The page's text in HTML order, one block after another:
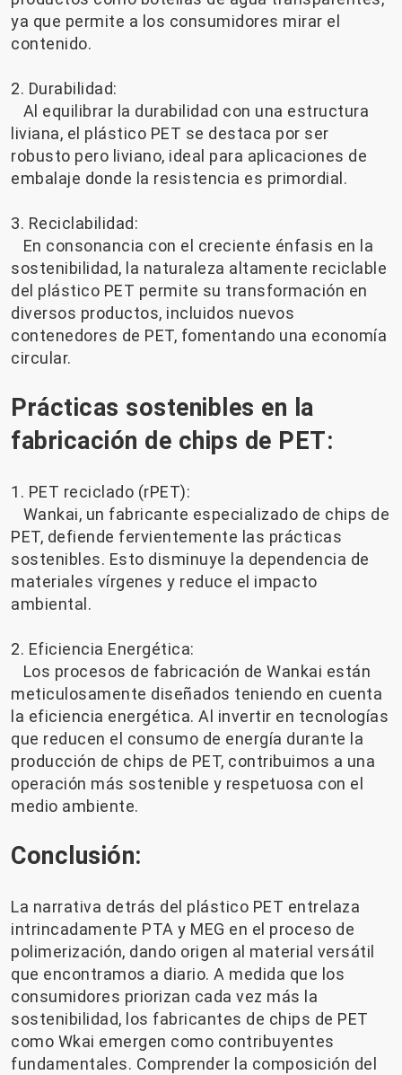
ya que permite a los consumidores mirar el
contenido.
2. Durabilidad:
Al equilibrar la durabilidad con una estructura
liviana, el plástico PET se destaca por ser
robusto pero liviano, ideal para aplicaciones de
embalaje donde la resistencia es primordial.
3. Reciclabilidad:
En consonancia con el creciente énfasis en la
sostenibilidad, la naturaleza altamente reciclable
del plástico PET permite su transformación en
diversos productos, incluidos nuevos
contenedores de PET, fomentando una economía
circular.
Prácticas sostenibles en la
fabricación de chips de PET:
1. PET reciclado (rPET):
Wankai, un fabricante especializado de chips de
PET, defiende fervientemente las prácticas
sostenibles. Esto disminuye la dependencia de
materiales vírgenes y reduce el impacto
ambiental.
2. Eficiencia Energética:
Los procesos de fabricación de Wankai están
meticulosamente diseñados teniendo en cuenta
la eficiencia energética. Al invertir en tecnologías
que reducen el consumo de energía durante la
producción de chips de PET, contribuimos a una
operación más sostenible y respetuosa con el
medio ambiente.
Conclusión:
La narrativa detrás del plástico PET entrelaza
intrincadamente PTA y MEG en el proceso de
polimerización, dando origen al material versátil
que encontramos a diario. A medida que los
consumidores priorizan cada vez más la
sostenibilidad, los fabricantes de chips de PET
como Wkai emergen como contribuyentes
fundamentales. Comprender la composición del